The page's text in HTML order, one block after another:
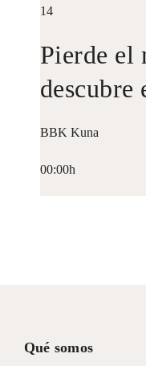
14
Pierde el
descubre
BBK Kuna
00:00h
Qué somos